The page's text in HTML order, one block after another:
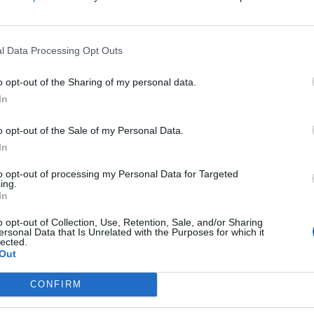
Data Processing Opt Outs
opt-out of the Sharing of my personal data.
opt-out of the Sale of my Personal Data.
opt-out of processing my Personal Data for Targeted
opt-out of Collection, Use, Retention, Sale, and/or Sharing
Data that Is Unrelated with the Purposes for which it
CONFIRM
Zubimendi celebrates scoring his team's
Timber and Myles Lewis-Skelly of Arsenal
Arsenal and Nottingham Forest at Emirates
London, England. (Photo by Stuart
програма, тимот на Арсенал на домашен
3:0, против екипата на Нотингем
врз во моментов разнишаниот
преку прекрасниот гол на Зубименди.
дел, Виктор Ѓокерес зголеми на 2:0,
го вториот гол ги постави конечните 3:0.
меча, додека пак Н.Форест е на четири бода